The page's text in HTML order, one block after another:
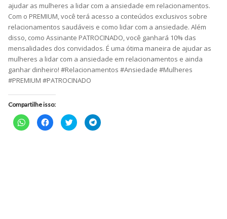
ajudar as mulheres a lidar com a ansiedade em relacionamentos.
Com o PREMIUM, você terá acesso a conteúdos exclusivos sobre
relacionamentos saudáveis e como lidar com a ansiedade. Além
disso, como Assinante PATROCINADO, você ganhará 10% das
mensalidades dos convidados. É uma ótima maneira de ajudar as
mulheres a lidar com a ansiedade em relacionamentos e ainda
ganhar dinheiro! #Relacionamentos #Ansiedade #Mulheres
#PREMIUM #PATROCINADO
Compartilhe isso:
Clique
para
compartilhar
Clique
para
compartilhar
Clique
para
compartilhar
Clique
para